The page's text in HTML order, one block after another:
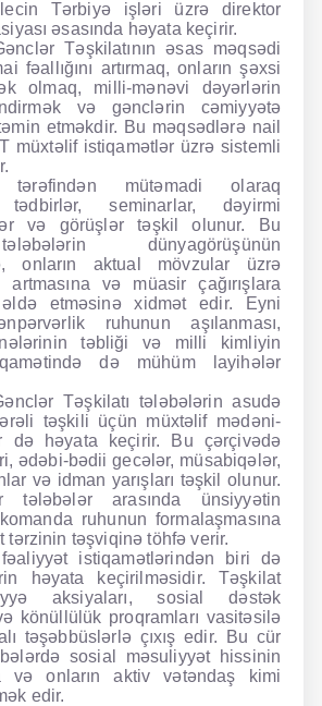
Tərbiyə işləri üzrə direktor
əsasında həyata keçirir.
Təşkilatının əsas məqsədi
fəallığını artırmaq, onların şəxsi
olmaq, milli-mənəvi dəyərlərin
və gənclərin cəmiyyətə
etməkdir. Bu məqsədlərə nail
müxtəlif istiqamətlər üzrə sistemli
tərəfindən mütəmadi olaraq
tədbirlər, seminarlar, dəyirmi
və görüşlər təşkil olunur. Bu
dünyagörüşünün
onların aktual mövzular üzrə
artmasına və müasir çağırışlara
etməsinə xidmət edir. Eyni
ruhunun aşılanması,
təbliği və milli kimliyin
də mühüm layihələr
Təşkilatı tələbələrin asudə
təşkili üçün müxtəlif mədəni-
də həyata keçirir. Bu çərçivədə
ədəbi-bədii gecələr, müsabiqələr,
və idman yarışları təşkil olunur.
tələbələr arasında ünsiyyətin
ruhunun formalaşmasına
tərzinin təşviqinə töhfə verir.
istiqamətlərindən biri də
həyata keçirilməsidir. Təşkilat
aksiyaları, sosial dəstək
könüllülük proqramları vasitəsilə
təşəbbüslərlə çıxış edir. Bu cür
sosial məsuliyyət hissinin
və onların aktiv vətəndaş kimi
edir.